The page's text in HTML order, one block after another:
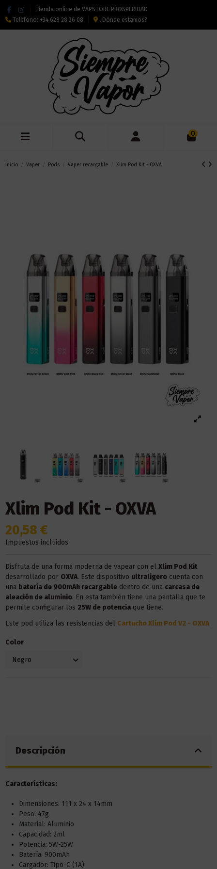
Tienda online de VAPSTORE PROSPERIDAD
Teléfono: +34 628 28 26 08 ¿Dónde estamos?
0
Inicio Vaper Pods Vaper recargable Xlim Pod Kit - OXVA
Xlim Pod Kit - OXVA
20,58 €
Impuestos incluidos
Disfruta de una forma moderna de vapear con el Xlim Pod Kit
desarrollado por OXVA. Este dispositivo ultraligerocuenta con
una batería de 900mAh recargabledentro de una carcasa de
aleación de aluminio. En esta también tiene una pantalla que te
permite configurar los 25W de potenciaque tiene.
Este pod utiliza las resistencias del Cartucho Xlim Pod V2 - OXVA.
Color
Descripción
Características:
Dimensiones: 111 x 24 x 14mm
Peso: 47g
Material: Aluminio
Capacidad: 2ml
Potencia: 5W-25W
Batería: 900mAh
Cargador: Tipo-C (1A)